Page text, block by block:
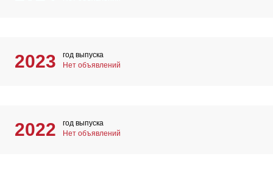
2023
год выпуска
Нет объявлений
2022
год выпуска
Нет объявлений